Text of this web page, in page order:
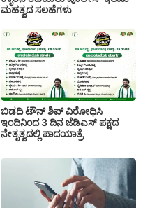
ಮಹತ್ವದ ಸಲಹೆಗಳು
ಬಿಡದಿ ಟೌನ್ ಶಿಪ್ ವಿರೋಧಿಸಿ
ಇಂದಿನಿಂದ 3 ದಿನ ಜೆಡಿಎಸ್ ಪಕ್ಷದ
ನೇತೃತ್ವದಲ್ಲಿ ಪಾದಯಾತ್ರೆ